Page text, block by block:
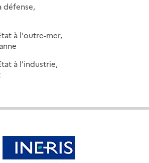
défense,
à l'outre-mer,
à l'industrie,